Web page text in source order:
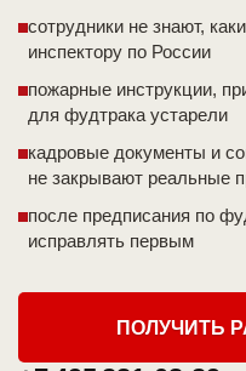
сотрудники не знают,
инспектору по России
пожарные инструкции,
для фудтрака устарели
кадровые документы и
не закрывают реальные
после предписания по
исправлять первым
ПОЛУЧИТЬ